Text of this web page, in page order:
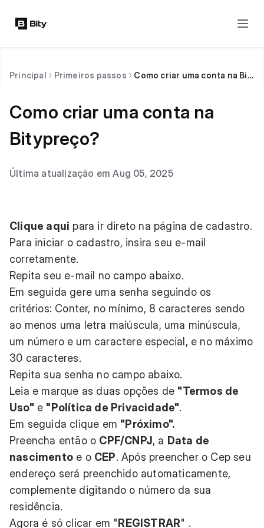
Principal Primeiros passos Como criar uma conta na Bitypreço?
Como criar uma conta na
Bitypreço?
Última atualização em Aug 05, 2025
Clique aqui para ir direto na página de cadastro.
Para iniciar o cadastro, insira seu e-mail
corretamente.
Repita seu e-mail no campo abaixo.
Em seguida gere uma senha seguindo os
critérios: Conter, no mínimo, 8 caracteres sendo
ao menos uma letra maiúscula, uma minúscula,
um número e um caractere especial, e no máximo
30 caracteres.
Repita sua senha no campo abaixo.
Leia e marque as duas opções de "Termos de
Uso" e "Política de Privacidade".
Em seguida clique em "Próximo".
Preencha então o CPF/CNPJ, a Data de
nascimento e o CEP. Após preencher o Cep seu
endereço será preenchido automaticamente,
complemente digitando o número da sua
residência.
Agora é só clicar em " REGISTRAR" .